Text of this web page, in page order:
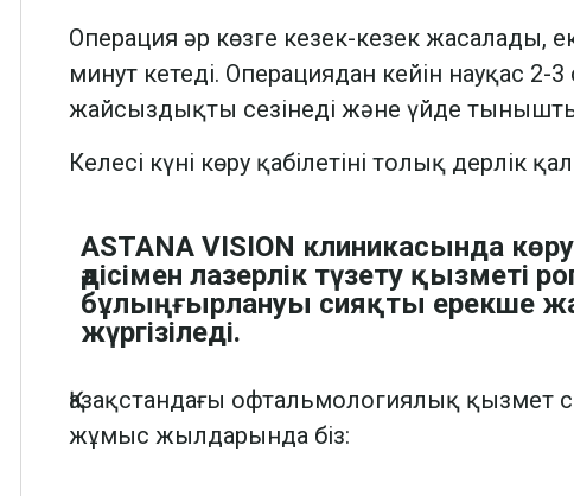
Операция әр көзге кезек-кезек жасалады,
минут кетеді. Операциядан кейін науқас 2-3
жайсыздықты сезінеді және үйде
Келесі күні көру қабілетіні толық дерлік
ASTANA VISION клиникасында көру
әдісімен лазерлік түзету қызметі
бұлыңғырлануы сияқты ерекше
жүргізіледі.
Қазақстандағы офтальмологиялық қызмет
жұмыс жылдарында біз: